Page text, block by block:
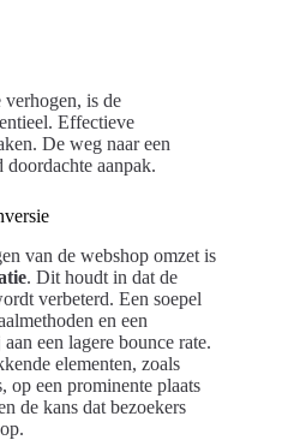
verhogen, is de
Effectieve
De weg naar een
doordachte aanpak.
van de webshop omzet is
. Dit houdt in dat de
verbeterd. Een soepel
en een
een lagere bounce rate.
elementen, zoals
op een prominente plaats
de kans dat bezoekers